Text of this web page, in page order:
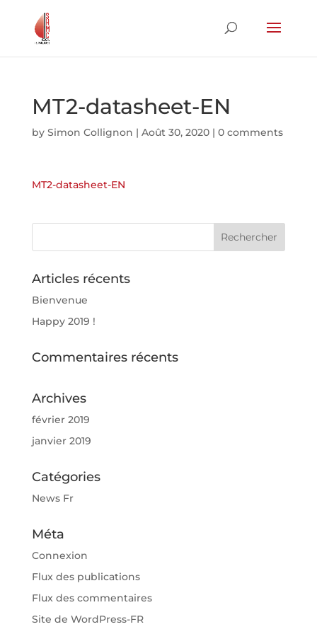
MT2-datasheet-EN
by Simon Collignon | Août 30, 2020| 0 comments
MT2-datasheet-EN
Articles récents
Bienvenue
Happy 2019 !
Commentaires récents
Archives
février 2019
janvier 2019
Catégories
News Fr
Méta
Connexion
Flux des publications
Flux des commentaires
Site de WordPress-FR